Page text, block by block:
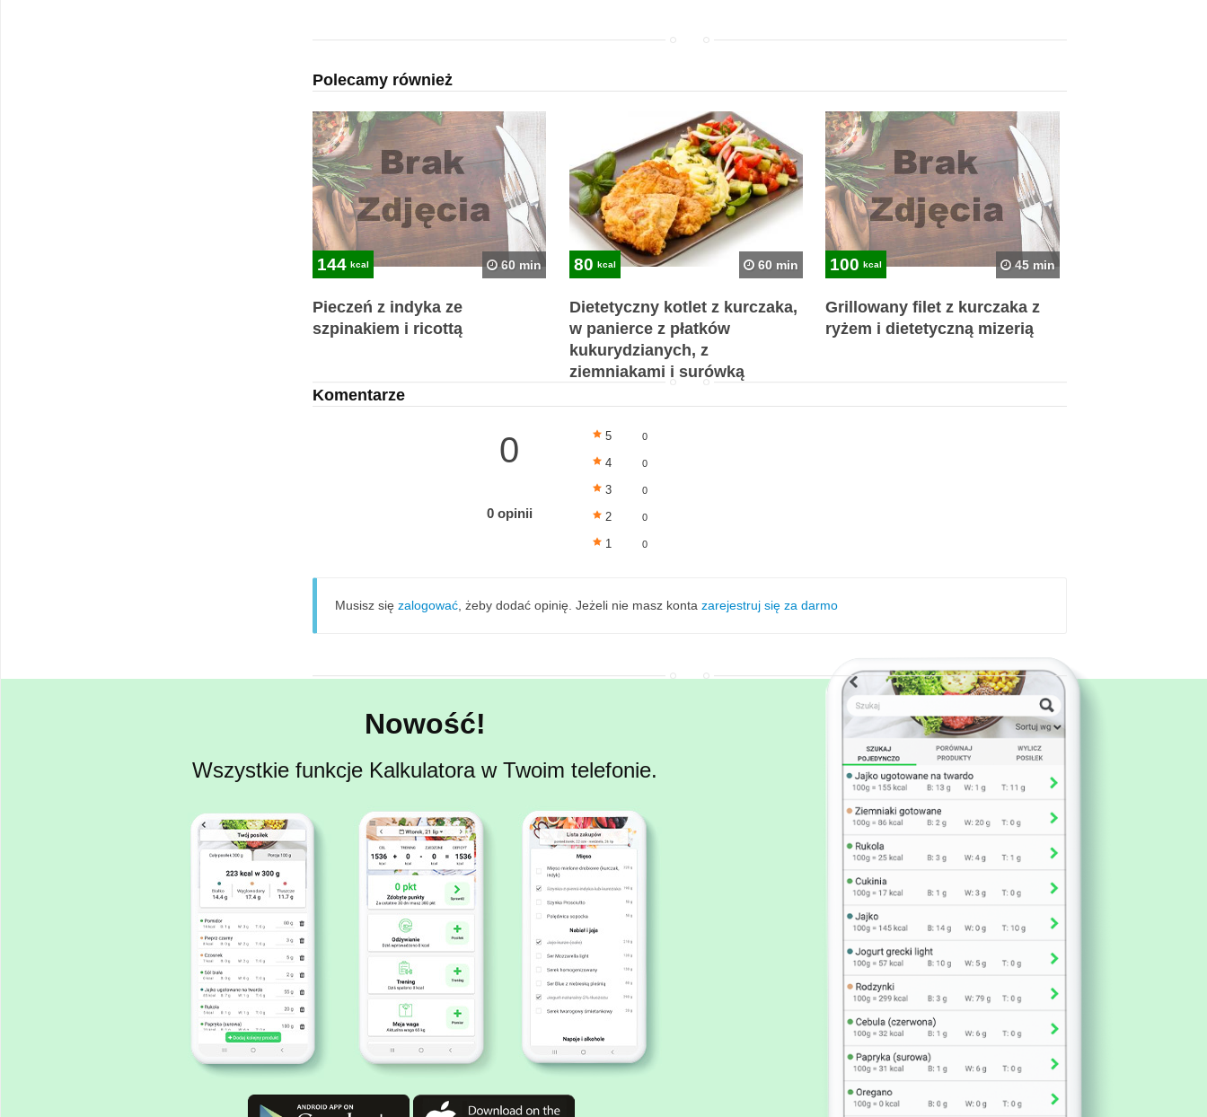
Polecamy również
144 kcal 60 min
Pieczeń z indyka ze
szpinakiem i ricottą
80 kcal 60 min
Dietetyczny kotlet z kurczaka,
w panierce z płatków
kukurydzianych, z
ziemniakami i surówką
100 kcal 45 min
Grillowany filet z kurczaka z
ryżem i dietetyczną mizerią
Komentarze
0
0 opinii
5 0
4 0
3 0
2 0
1 0
Musisz się zalogować , żeby dodać opinię. Jeżeli nie masz konta zarejestruj się za darmo
Nowość!
Wszystkie funkcje Kalkulatora w Twoim telefonie.